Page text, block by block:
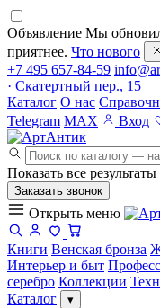
Объявление Мы
приятнее. Что нового
+7 495 657-84-59
· Скатертный пер., 15
Каталог О нас
Telegram MAX Вход
Показать все
Заказать звонок
Открыть меню
Книги Венская бронза
Интерьер и быт
серебро Коллекции
Каталог
▾